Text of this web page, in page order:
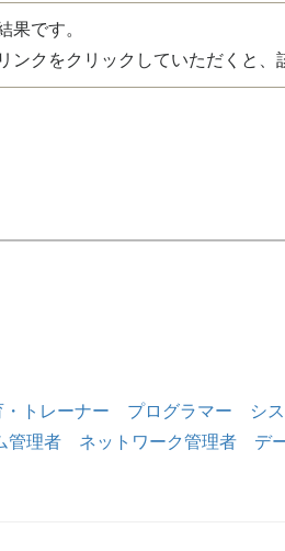
果です。
ンクをクリックしていただくと
・トレーナー プログラマー
シ
管理者 ネットワーク管理者
デ